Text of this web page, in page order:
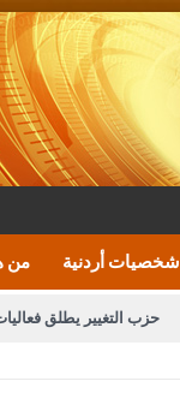
من شخصيات أردنية
حزب التغيير يطلق